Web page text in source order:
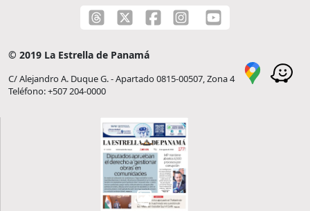
© 2019 La Estrella de Panamá
C/ Alejandro A. Duque G. - Apartado 0815-00507, Zona 4
Teléfono: +507 204-0000